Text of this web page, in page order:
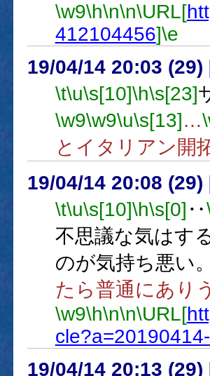
\w9\h\n\n\URL[
412104456]\e
19/04/14 20:03 (29)
\t\u\s[10]\h\s[23]
\w9\w9\u\s[13] …
とイタリアン開
19/04/14 20:08 (29)
\t\u\s[10]\h\s[0] ‥
不思議な気はす
のが気持ち悪い
たら普通にあり
\w9\h\n\n\URL[
19/04/14 20:13 (29)